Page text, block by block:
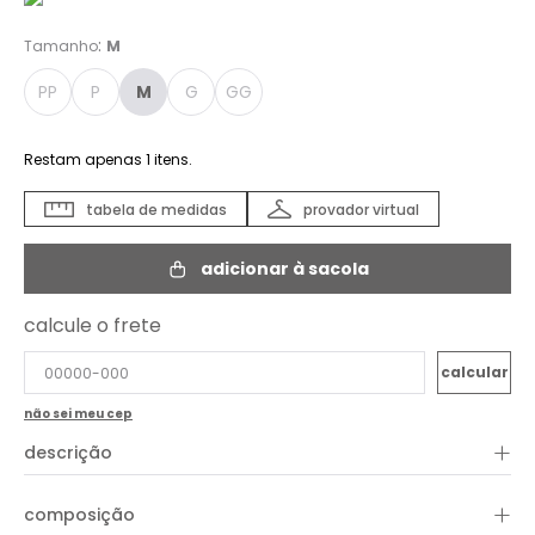
Tamanho: M
PP P M G GG
Restam apenas 1 itens.
provador virtual
tabela de medidas
adicionar à sacola
calcule o frete
não sei meu cep
descrição +
sofisticação com identidade e um toque artístico no visual.
composição +